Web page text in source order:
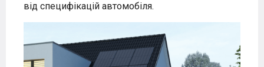
від специфікацій автомобіля.